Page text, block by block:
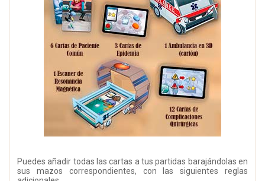
Puedes añadir todas las cartas a tus partidas barajándolas en
sus mazos correspondientes, con las siguientes reglas